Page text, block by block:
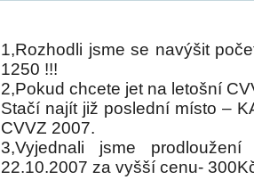
1,Rozhodli jsme se navýšit
1250 !!!
2,Pokud chcete jet na letošní
Stačí najít již poslední místo –
CVVZ 2007.
3,Vyjednali jsme
22.10.2007 za vyšší cenu-